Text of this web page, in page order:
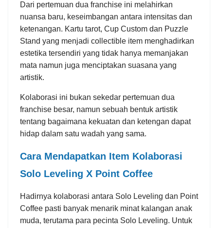
Dari pertemuan dua franchise ini melahirkan
nuansa baru, keseimbangan antara intensitas dan
ketenangan. Kartu tarot, Cup Custom dan Puzzle
Stand yang menjadi collectible item menghadirkan
estetika tersendiri yang tidak hanya memanjakan
mata namun juga menciptakan suasana yang
artistik.
Kolaborasi ini bukan sekedar pertemuan dua
franchise besar, namun sebuah bentuk artistik
tentang bagaimana kekuatan dan ketengan dapat
hidap dalam satu wadah yang sama.
Cara Mendapatkan Item Kolaborasi
Solo Leveling X Point Coffee
Hadirnya kolaborasi antara Solo Leveling dan Point
Coffee pasti banyak menarik minat kalangan anak
muda, terutama para pecinta Solo Leveling. Untuk